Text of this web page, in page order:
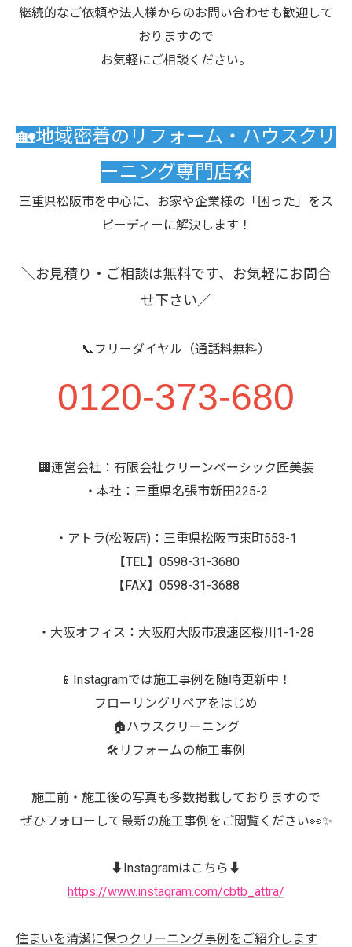
継続的なご依頼や法人様からのお問い合わせも歓迎して
おりますので
お気軽にご相談ください。
🏡地域密着のリフォーム・ハウスクリ
ーニング専門店🛠️
三重県松阪市を中心に、お家や企業様の「困った」をス
ピーディーに解決します！
＼お見積り・ご相談は無料です、お気軽にお問合
せ下さい／
📞フリーダイヤル（通話料無料）
0120-373-680
🏢運営会社：有限会社クリーンベーシック匠美装
・本社：三重県名張市新田225-2
・アトラ(松阪店)：三重県松阪市東町553-1
【TEL】0598-31-3680
【FAX】0598-31-3688
・大阪オフィス：大阪府大阪市浪速区桜川1-1-28
📱Instagramでは施工事例を随時更新中！
フローリングリペアをはじめ
🏠ハウスクリーニング
🛠️リフォームの施工事例
施工前・施工後の写真も多数掲載しておりますので
ぜひフォローして最新の施工事例をご閲覧ください👀✨
⬇️Instagramはこちら⬇️
https://www.instagram.com/cbtb_attra/
住まいを清潔に保つクリーニング事例をご紹介します